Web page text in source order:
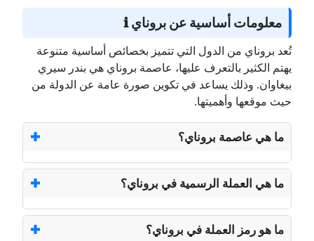
معلومات أساسية عن بروناي ℹ️
تُعد بروناي من الدول التي تتميز بخصائص أساسية متنوعة
يهتم الكثير بالتعرف عليها، عاصمة بروناي هي بندر سيري
بيغاوان. وذلك يساعد في تكوين صورة عامة عن الدولة من
حيث موقعها وأهميتها.
ما هي عاصمة بروناي؟
ما هي العملة الرسمية في بروناي؟
ما هو رمز العملة في بروناي؟